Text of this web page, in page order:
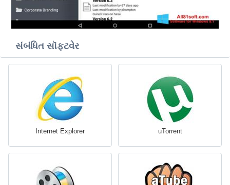
સંબંધિત સૉફ્ટવેર
Internet Explorer uTorrent